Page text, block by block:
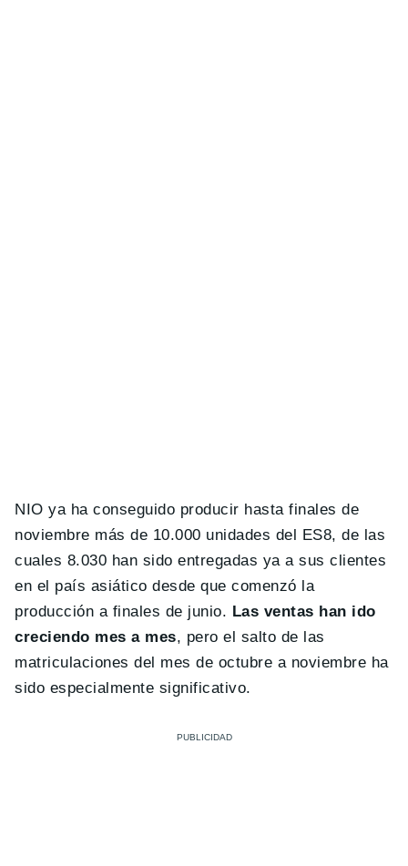
NIO ya ha conseguido producir hasta finales de
noviembre más de 10.000 unidades del ES8, de las
cuales 8.030 han sido entregadas ya a sus clientes
en el país asiático desde que comenzó la
producción a finales de junio. Las ventas han ido
creciendo mes a mes, pero el salto de las
matriculaciones del mes de octubre a noviembre ha
sido especialmente significativo.